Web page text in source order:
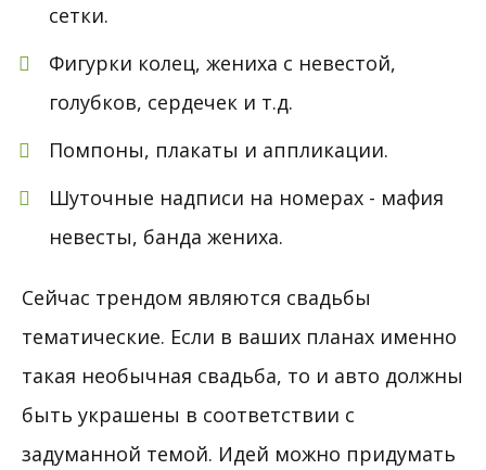
сетки.
Фигурки колец, жениха с невестой,
голубков, сердечек и т.д.
Помпоны, плакаты и аппликации.
Шуточные надписи на номерах - мафия
невесты, банда жениха.
Сейчас трендом являются свадьбы
тематические. Если в ваших планах именно
такая необычная свадьба, то и авто должны
быть украшены в соответствии с
задуманной темой. Идей можно придумать